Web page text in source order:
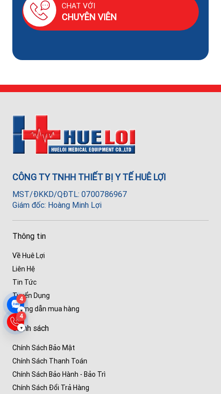
CHAT VỚI
CHUYÊN VIÊN
4
▾
4
▾
CÔNG TY TNHH THIẾT BỊ Y TẾ HUÊ LỢI
MST/ĐKKD/QĐTL: 0700786967
Giám đốc: Hoàng Minh Lợi
Thông tin
Về Huê Lợi
Liên Hệ
Tin Tức
Tuyển Dụng
Hướng dẫn mua hàng
Chính sách
Chính Sách Bảo Mật
Chính Sách Thanh Toán
Chính Sách Bảo Hành - Bảo Trì
Chính Sách Đổi Trả Hàng